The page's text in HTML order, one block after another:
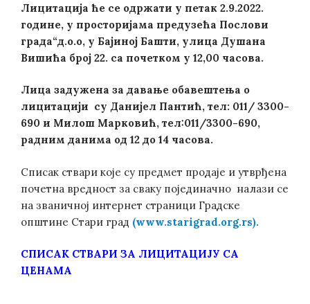
Лицитација ће се одржати у петак 2.9.2022.
године, у просторијама предузећа Послови
града“д.о.о, у Бајиној Башти, улица Душана
Вишића број 22. са почетком у 12,00 часова.
Лица задужена за давање обавештења о
лицитацији су Данијел Пантић, тел: 011/ 3300-
690 и Милош Марковић, тел:011/3300-690,
радним данима од 12 до 14 часова.
Списак ствари које су предмет продаје и утврђена
почетна вредност за сваку појединачно налази се
на званичној интернет страници Градске
општине Стари град (www.starigrad.org.rs).
СПИСАК СТВАРИ ЗА ЛИЦИТАЦИЈУ СА
ЦЕНАМА